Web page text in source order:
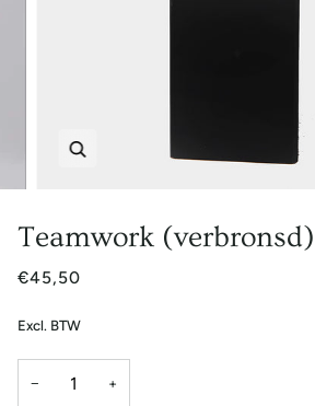
Teamwork (verbronsd)
€45,50
Excl. BTW
− +